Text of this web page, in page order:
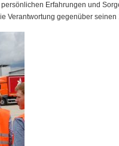
Erfahrungen und
Verantwortung gegenüber